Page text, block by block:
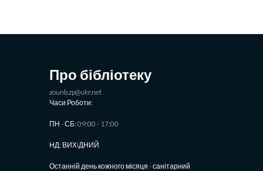
Про бібліотеку
zounb.zp@ukr.net
Часи Роботи:
ПН - СБ: 09:00 - 17:00
НД: ВИХIДНИЙ
Останній день кожного місяця - санітарний